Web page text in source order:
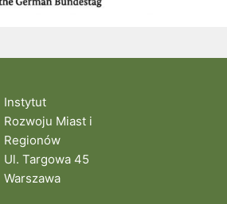
Instytut
Rozwoju Miast i
Regionów
Ul. Targowa 45
Warszawa